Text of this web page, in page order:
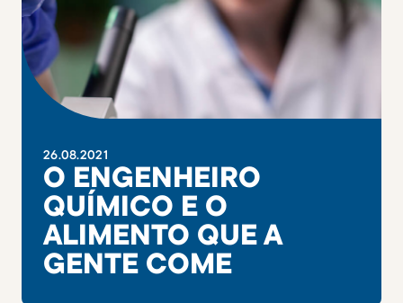
26.08.2021
O ENGENHEIRO
QUÍMICO E O
ALIMENTO QUE A
GENTE COME